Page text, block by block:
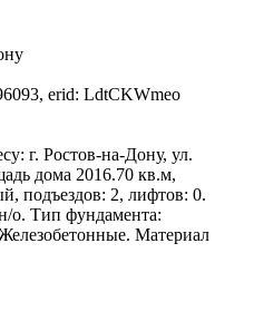
erid: LdtCKWmeo
г. Ростов-на-Дону, ул.
дома 2016.70 кв.м,
подъездов: 2, лифтов: 0.
о. Тип фундамента:
Материал